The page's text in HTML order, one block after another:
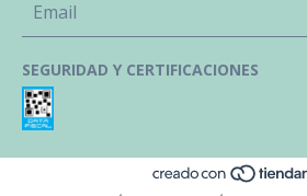
SEGURIDAD Y CERTIFICACIONES